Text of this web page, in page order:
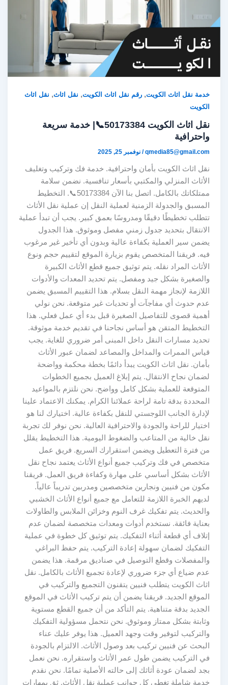
خدمة نقل اثاث الكويت,رقم نقل اثاث الكويت, نقل اثاث, نقل اثاث
الكويت
نقل اثاث الكويت 50173384📞| خدمة سريعة
واحترافية
qmedia85@gmail.com
/نوفمبر 25, 2025
نقل اثاث الكويت بأمان واحترافية. خدمة فك وتركيب وتغليف
الأثاث المنزلي والمكتبي بأسعار تنافسية. نضمن سلامة
ممتلكاتك بالكامل. اتصل بنا الآن 50173384📞. التخطيط
المسبق والجدولة الزمنية لعملية النقل إن عملية نقل الأثاث
تتطلب تخطيطًا دقيقًا ومدروسًا بعمق كبير. يجب أن تبدأ عملية
الانتقال بتحديد جدول زمني مفصل وموثوق. هذا الجدول
يضمن سير العملية بكفاءة عالية وبدون أي تأخير غير مرغوب
فيه. فريقنا المتخصص يقوم بزيارة الموقع لتقييم حجم ونوع
الأثاث المراد نقله. يتم توثيق جميع قطع الأثاث الكبيرة
والصغيرة بشكل جيد ومفصل. يتم تحديد المعدات والأدوات
اللازمة لإنجاز مهمة النقل بسلام. هذا التقييم المسبق يضمن
عدم حدوث أي مفاجآت أو تحديات غير متوقعة. نحن نولي
أهمية قصوى للتفاصيل الصغيرة قبل بدء أي عمل فعلي. هذا
التخطيط المتقن هو أساس نجاحنا في تقديم خدمة موثوقة.
تحديد مسارات النقل داخل المبنى أمر ضروري للغاية. يجب
قياس الممرات والمداخل والمصاعد لضمان عبور الأثاث
بأمان. نقل اثاث الكويت يبدأ دائمًا بخطة محكمة وواضحة
لضمان نجاح الانتقال. يتم إبلاغ العميل بجميع الخطوات
المتوقعة للعملية بشكل كامل وواضح. نحن نلتزم بالمواعيد
المحددة بدقة تامة لراحة عملائنا الكرام. يمكنك الاعتماد علينا
لإدارة الجانب اللوجستي للنقل بكفاءة عالية. اختيارك لنا هو
اختيار للراحة والجودة والاحترافية العالية. نحن نوفر لك تجربة
نقل خالية من المتاعب والضغوط اليومية. هذا التخطيط يقلل
من فترة التعطيل ويضمن استقرارك السريع. فريق عمل
متخصص في فك وتركيب جميع أنواع الأثاث يعتمد نجاح نقل
الأثاث بشكل أساسي على مهارة وكفاءة فريق العمل. فريقنا
مكون من فنيين ونجارين متخصصين ومدربين تدريباً عالياً.
لديهم الخبرة اللازمة للتعامل مع جميع أنواع الأثاث الخشبي
والحديث. يتم تفكيك غرف النوم وخزائن الملابس والطاولات
بعناية فائقة. نستخدم أدوات ومعدات متخصصة لضمان عدم
إتلاف أي قطعة أثناء التفكيك. يتم توثيق كل خطوة في عملية
التفكيك لضمان سهولة إعادة التركيب. يتم حفظ البراغي
والمفصلات وقطع التوصيل في صناديق مرقمة. هذا يضمن
عدم ضياع أي جزء ضروري لإعادة تجميع الأثاث بالكامل. نقل
اثاث الكويت يتطلب فنيين يتقنون التجميع والتركيب في
الموقع الجديد. فريقنا يضمن أن يتم تركيب الأثاث في الموقع
الجديد بدقة متناهية. يتم التأكد من أن جميع القطع مستوية
وثابتة بشكل ممتاز وموثوق. نحن نتحمل مسؤولية التفكيك
والتركيب لتوفير وقت وجهد العميل. هذا يوفر عليك عناء
البحث عن فنيين تركيب بعد وصول الأثاث. الالتزام بالجودة
في التركيب يضمن طول عمر الأثاث واستقراره. نحن نعمل
بجد لضمان عودة أثاثك إلى حالته الأصلية تمامًا. نحن نقدم
خدمة شاملة تغطي كل جوانب عملية نقل الأثاث. ثق بمهارات